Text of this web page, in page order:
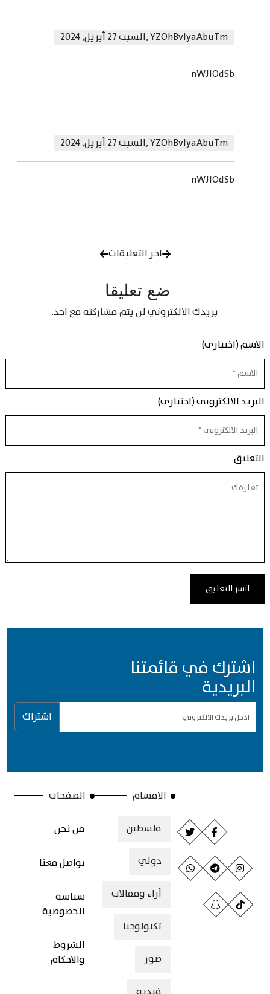
YZOhBvIyaAbuTm
,السبت 27 أبريل, 2024
nWJlOdSb
YZOhBvIyaAbuTm
,السبت 27 أبريل, 2024
nWJlOdSb
اخر التعليقات
ضع تعليقا
بريدك الالكتروني لن يتم مشاركته مع احد.
الاسم (اختياري)
البريد الالكتروني (اختياري)
التعليق
اشترك في قائمتنا
البريدية
اشتراك
الاقسام
فلسطين
دولي
أراء ومقالات
تكنولوجيا
صور
الصفحات
من نحن
تواصل معنا
سياسة
الخصوصية
الشروط
والاحكام